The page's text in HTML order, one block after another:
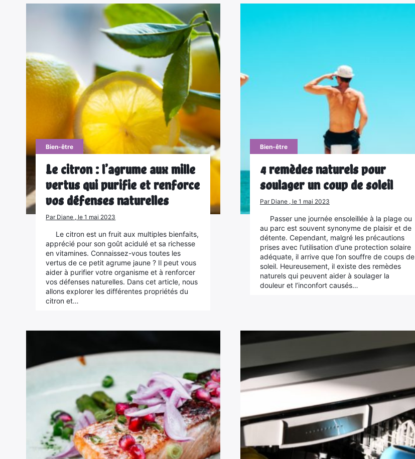
Bien-être
Le citron : l’agrume aux mille
vertus qui purifie et renforce
vos défenses naturelles
Par Diane , le 1 mai 2023
Le citron est un fruit aux multiples bienfaits,
apprécié pour son goût acidulé et sa richesse
en vitamines. Connaissez-vous toutes les
vertus de ce petit agrume jaune ? Il peut vous
aider à purifier votre organisme et à renforcer
vos défenses naturelles. Dans cet article, nous
allons explorer les différentes propriétés du
citron et…
Bien-être
4 remèdes naturels pour
soulager un coup de soleil
Par Diane , le 1 mai 2023
Passer une journée ensoleillée à la plage ou
au parc est souvent synonyme de plaisir et de
détente. Cependant, malgré les précautions
prises avec l’utilisation d’une protection solaire
adéquate, il arrive que l’on souffre de coups de
soleil. Heureusement, il existe des remèdes
naturels qui peuvent aider à soulager la
douleur et l’inconfort causés…